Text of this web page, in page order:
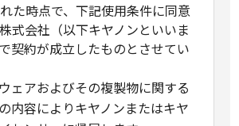
た時点で、下記使用条件に同意
式会社（以下キヤノンといいま
契約が成立したものとさせてい
ェアおよびその複製物に関する
内容によりキヤノンまたはキヤ